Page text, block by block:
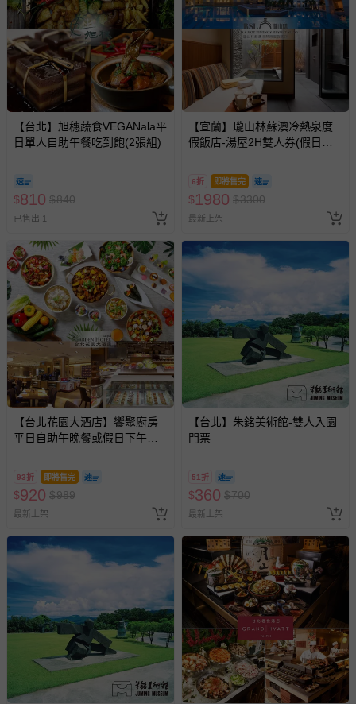
【台北】旭穗蔬食VEGANala平
日單人自助午餐吃到飽(2張組)
$810 $840
已售出 1
【宜蘭】瓏山林蘇澳冷熱泉度
假飯店-湯屋2H雙人券(假日不
6折 即將售完
$1980 $3300
最新上架
【台北花園大酒店】饗聚廚房
平日自助午晚餐或假日下午茶
93折 即將售完
$920 $989
最新上架
【台北】朱銘美術館-雙人入園
門票
51折
$360 $700
最新上架